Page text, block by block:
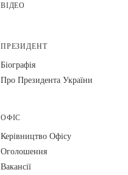
ВІДЕО
ПРЕЗИДЕНТ
Біографія
Про Президента України
ОФІС
Керівництво Офісу
Оголошення
Вакансії